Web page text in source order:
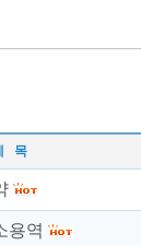
목
용역